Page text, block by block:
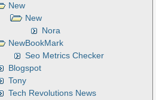
New
New
Nora
NewBookMark
Seo Metrics Checker
Blogspot
Tony
Tech Revolutions News